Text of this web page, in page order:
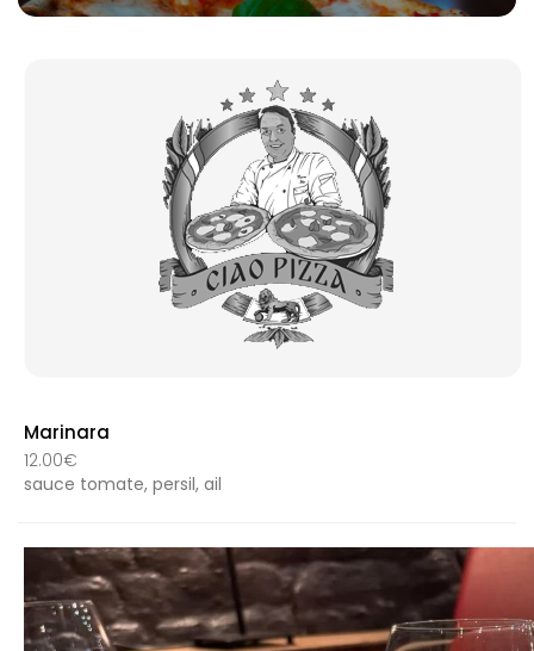
Marinara
12.00€
sauce tomate, persil, ail